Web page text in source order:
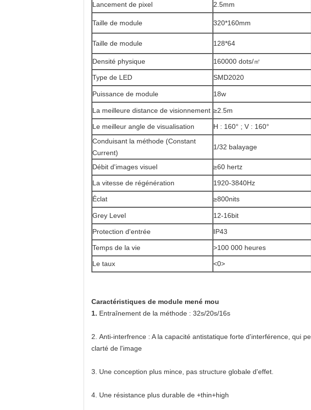
Lancement de pixel 2.5mm
Taille de module 320*160mm
Taille de module 128*64
Densité physique 160000 dots/㎡
Type de LED SMD2020
Puissance de module 18w
La meilleure distance de visionnement ≥2.5m
Le meilleur angle de visualisation H : 160° ; V : 160°
Conduisant la méthode (Constant
Current)
1/32 balayage
Débit d'images visuel ≥60 hertz
La vitesse de régénération 1920-3840Hz
Éclat ≥800nits
Grey Level 12-16bit
Protection d'entrée IP43
Temps de la vie >100 000 heures
Le taux <0>
Caractéristiques de module mené mou
1. Entraînement de la méthode : 32s/20s/16s
2. Anti-interfrence : A la capacité antistatique forte d'interférence, qui
clarté de l'image
3. Une conception plus mince, pas structure globale d'effet.
4. Une résistance plus durable de +thin+high